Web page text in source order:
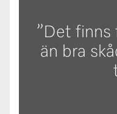
”Det finns
än bra